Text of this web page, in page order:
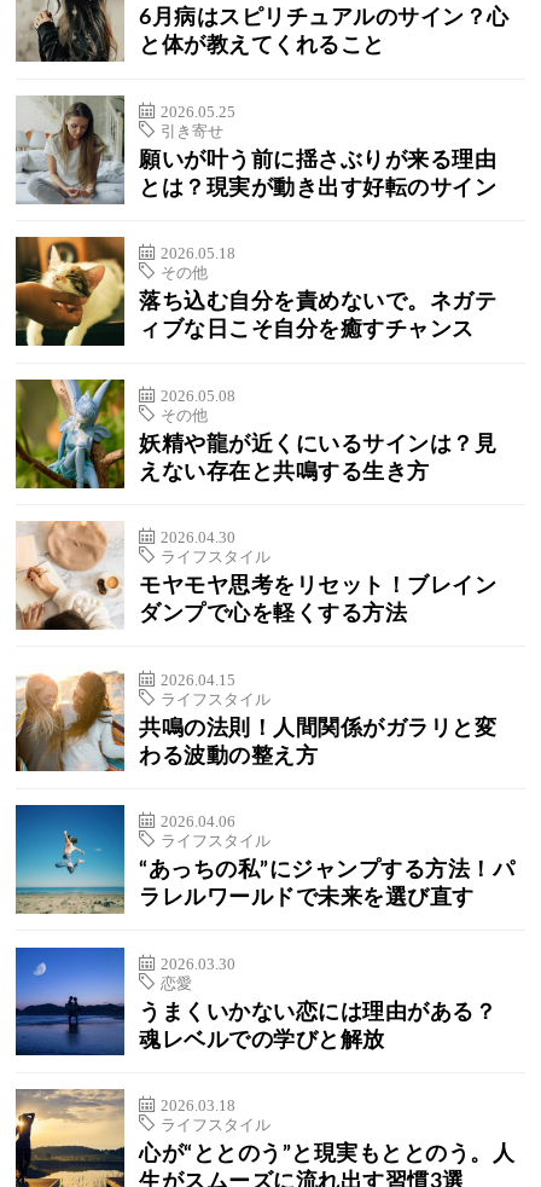
6月病はスピリチュアルのサイン？心
と体が教えてくれること
2026.05.25
引き寄せ
願いが叶う前に揺さぶりが来る理由
とは？現実が動き出す好転のサイン
2026.05.18
その他
落ち込む自分を責めないで。ネガテ
ィブな日こそ自分を癒すチャンス
2026.05.08
その他
妖精や龍が近くにいるサインは？見
えない存在と共鳴する生き方
2026.04.30
ライフスタイル
モヤモヤ思考をリセット！ブレイン
ダンプで心を軽くする方法
2026.04.15
ライフスタイル
共鳴の法則！人間関係がガラリと変
わる波動の整え方
2026.04.06
ライフスタイル
“あっちの私”にジャンプする方法！パ
ラレルワールドで未来を選び直す
2026.03.30
恋愛
うまくいかない恋には理由がある？
魂レベルでの学びと解放
2026.03.18
ライフスタイル
心が“ととのう”と現実もととのう。人
生がスムーズに流れ出す習慣3選